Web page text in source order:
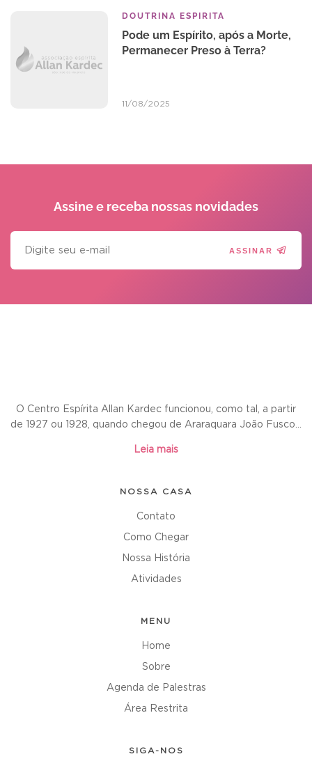
DOUTRINA ESPIRITA
Pode um Espírito, após a Morte,
Permanecer Preso à Terra?
11/08/2025
Assine e receba nossas novidades
ASSINAR
O Centro Espírita Allan Kardec funcionou, como tal, a partir
de 1927 ou 1928, quando chegou de Araraquara João Fusco...
Leia mais
NOSSA CASA
Contato
Como Chegar
Nossa História
Atividades
MENU
Home
Sobre
Agenda de Palestras
Área Restrita
SIGA-NOS